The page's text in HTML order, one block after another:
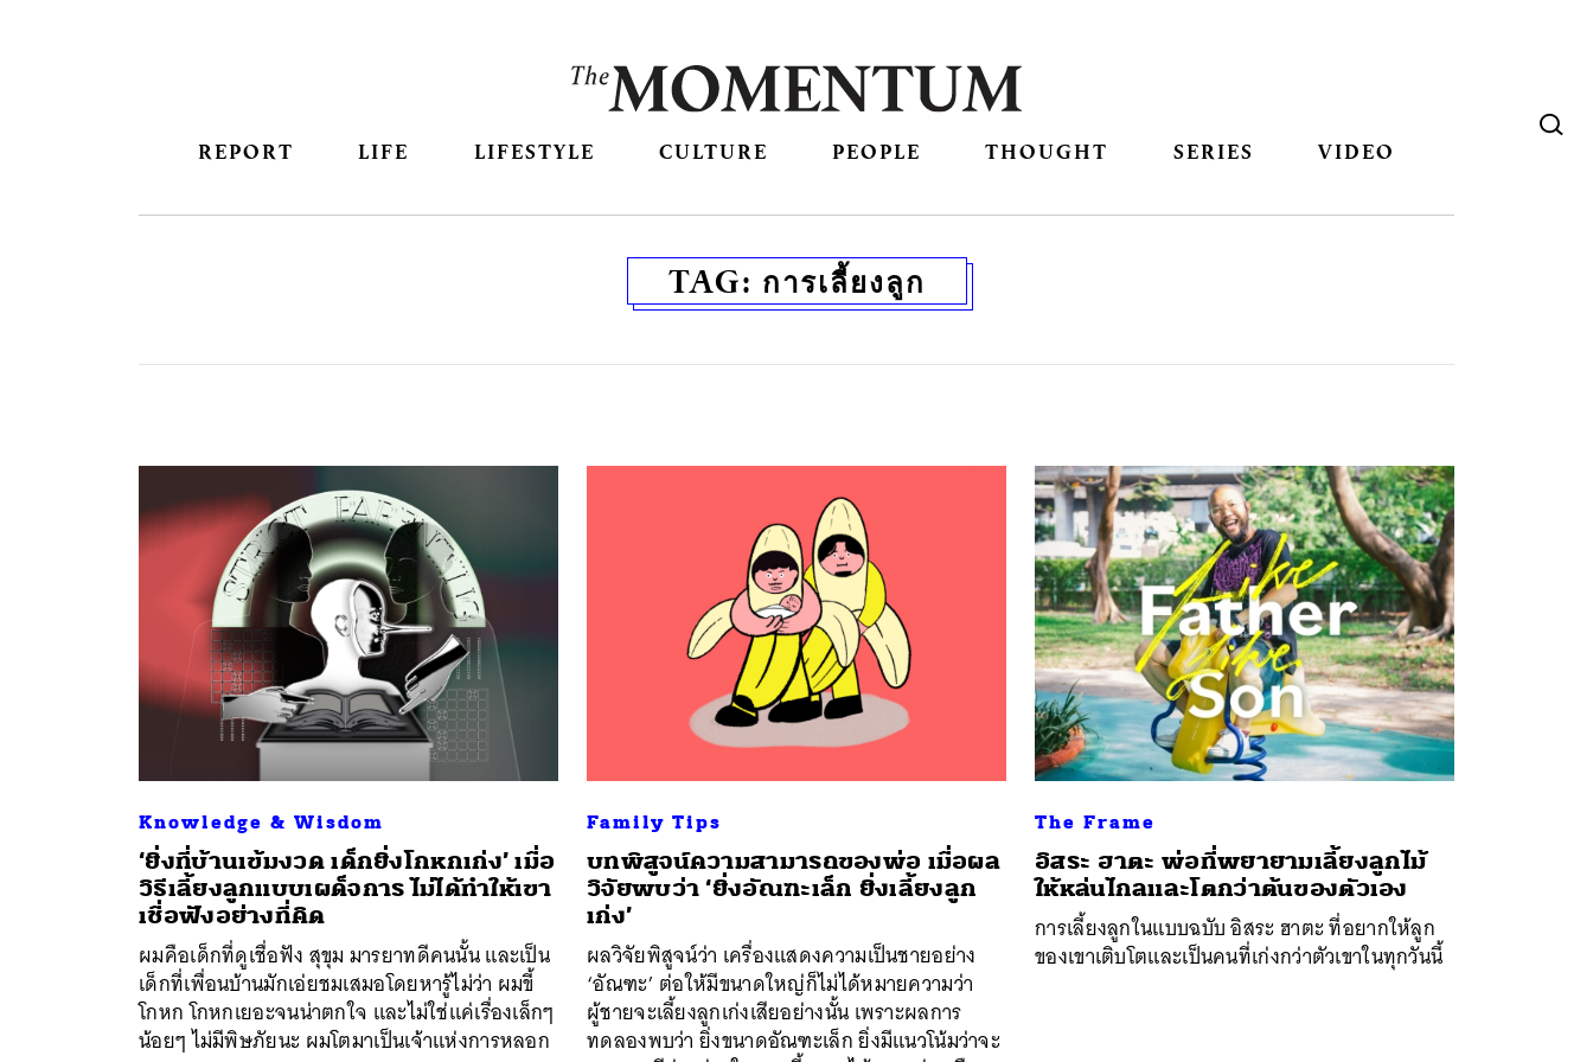
REPORT LIFE LIFESTYLE CULTURE PEOPLE THOUGHT SERIES VIDEO
TAG: การเลี้ยงลูก
Knowledge & Wisdom
‘ยิ่งที่บ้านเข้มงวด เด็กยิ่งโกหกเก่ง’ เมื่อ
วิธีเลี้ยงลูกแบบเผด็จการ ไม่ได้ทำให้เขา
เชื่อฟังอย่างที่คิด
ผมคือเด็กที่ดูเชื่อฟัง สุขุม มารยาทดีคนนั้น และเป็น
เด็กที่เพื่อนบ้านมักเอ่ยชมเสมอโดยหารู้ไม่ว่า ผมขี้
โกหก โกหกเยอะจนน่าตกใจ และไม่ใช่แค่เรื่องเล็กๆ
น้อยๆ ไม่มีพิษภัยนะ ผมโตมาเป็นเจ้าแห่งการหลอก
Family Tips
บทพิสูจน์ความสามารถของพ่อ เมื่อผล
วิจัยพบว่า ‘ยิ่งอัณฑะเล็ก ยิ่งเลี้ยงลูก
เก่ง’
ผลวิจัยพิสูจน์ว่า เครื่องแสดงความเป็นชายอย่าง
‘อัณฑะ’ ต่อให้มีขนาดใหญ่ก็ไม่ได้หมายความว่า
ผู้ชายจะเลี้ยงลูกเก่งเสียอย่างนั้น เพราะผลการ
ทดลองพบว่า ยิ่งขนาดอัณฑะเล็ก ยิ่งมีแนวโน้มว่าจะ
The Frame
อิสระ ฮาตะ พ่อที่พยายามเลี้ยงลูกไม้
ให้หล่นไกลและโตกว่าต้นของตัวเอง
การเลี้ยงลูกในแบบฉบับ อิสระ ฮาตะ ที่อยากให้ลูก
ของเขาเติบโตและเป็นคนที่เก่งกว่าตัวเขาในทุกวันนี้